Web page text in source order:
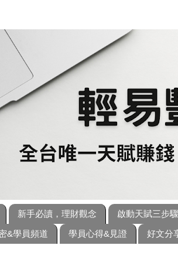
新手必讀，理財觀念 啟動天賦三步驟
&學員頻道 學員心得&見證 好文分